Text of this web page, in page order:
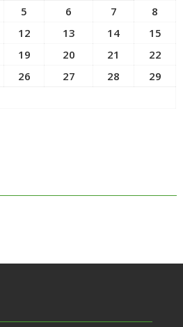
5 6 7
8
12 13 14
15
19 20 21
22
26 27 28
29